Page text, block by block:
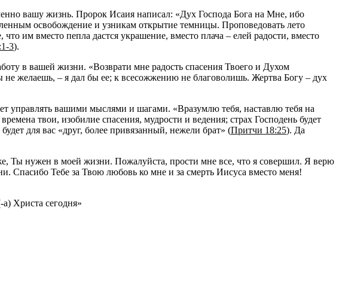
вашу жизнь. Пророк Исаия написал: «Дух Господа Бога на Мне, ибо
освобождение и узникам открытие темницы. Проповедовать лето
им вместо пепла дастся украшение, вместо плача – елей радости, вместо
3).
в вашей жизни. «Возврати мне радость спасения Твоего и Духом
желаешь, – я дал бы ее; к всесожжению не благоволишь. Жертва Богу – дух
управлять вашими мыслями и шагами. «Вразумлю тебя, наставлю тебя на
твои, изобилие спасения, мудрости и ведения; страх Господень будет
для вас «друг, более привязанный, нежели брат» (Притчи 18:25). Да
Ты нужен в моей жизни. Пожалуйста, прости мне все, что я совершил. Я верю
Спасибо Тебе за Твою любовь ко мне и за смерть Иисуса вместо меня!
Христа сегодня»